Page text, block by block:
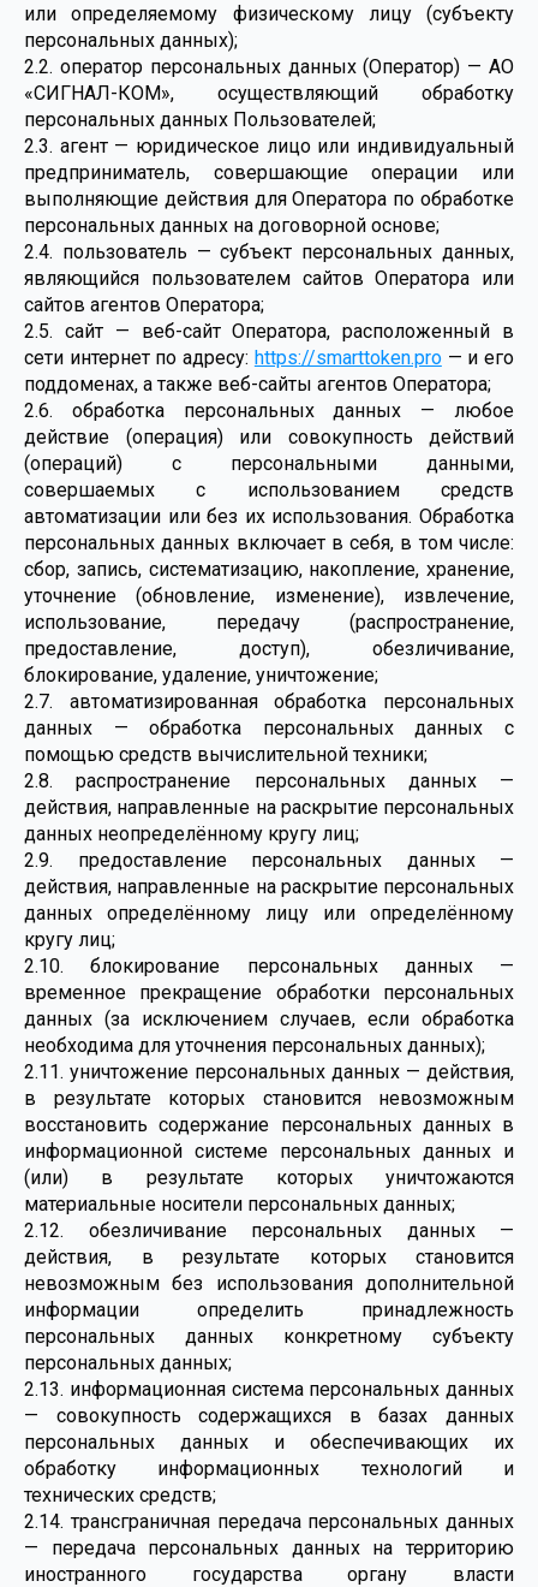
или определяемому физическому лицу (субъекту
персональных данных);
2.2. оператор персональных данных (Оператор) — АО
«СИГНАЛ-КОМ», осуществляющий обработку
персональных данных Пользователей;
2.3. агент — юридическое лицо или индивидуальный
предприниматель, совершающие операции или
выполняющие действия для Оператора по обработке
персональных данных на договорной основе;
2.4. пользователь — субъект персональных данных,
являющийся пользователем сайтов Оператора или
сайтов агентов Оператора;
2.5. сайт — веб-сайт Оператора, расположенный в
сети интернет по адресу: https://smarttoken.pro— и его
поддоменах, а также веб-сайты агентов Оператора;
2.6. обработка персональных данных — любое
действие (операция) или совокупность действий
(операций) с персональными данными,
совершаемых с использованием средств
автоматизации или без их использования. Обработка
персональных данных включает в себя, в том числе:
сбор, запись, систематизацию, накопление, хранение,
уточнение (обновление, изменение), извлечение,
использование, передачу (распространение,
предоставление, доступ), обезличивание,
блокирование, удаление, уничтожение;
2.7. автоматизированная обработка персональных
данных — обработка персональных данных с
помощью средств вычислительной техники;
2.8. распространение персональных данных —
действия, направленные на раскрытие персональных
данных неопределённому кругу лиц;
2.9. предоставление персональных данных —
действия, направленные на раскрытие персональных
данных определённому лицу или определённому
кругу лиц;
2.10. блокирование персональных данных —
временное прекращение обработки персональных
данных (за исключением случаев, если обработка
необходима для уточнения персональных данных);
2.11. уничтожение персональных данных — действия,
в результате которых становится невозможным
восстановить содержание персональных данных в
информационной системе персональных данных и
(или) в результате которых уничтожаются
материальные носители персональных данных;
2.12. обезличивание персональных данных —
действия, в результате которых становится
невозможным без использования дополнительной
информации определить принадлежность
персональных данных конкретному субъекту
персональных данных;
2.13. информационная система персональных данных
— совокупность содержащихся в базах данных
персональных данных и обеспечивающих их
обработку информационных технологий и
технических средств;
2.14. трансграничная передача персональных данных
— передача персональных данных на территорию
иностранного государства органу власти